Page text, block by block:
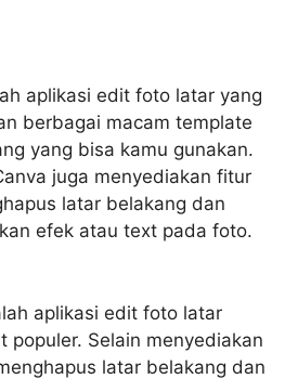
aplikasi edit foto latar yang
berbagai macam template
yang bisa kamu gunakan.
juga menyediakan fitur
latar belakang dan
efek atau text pada foto.
aplikasi edit foto latar
populer. Selain menyediakan
latar belakang dan